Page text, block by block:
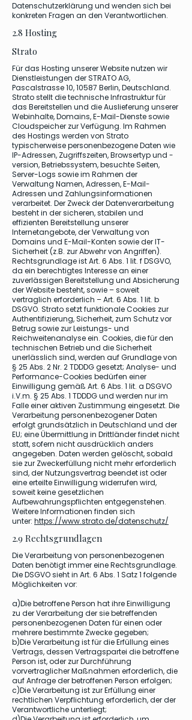
Datenschutzerklärung und wenden sich bei
konkreten Fragen an den Verantwortlichen.
2.8 Hosting
Strato
Für das Hosting unserer Website nutzen wir
Dienstleistungen der STRATO AG,
Pascalstrasse 10, 10587 Berlin, Deutschland.
Strato stellt die technische Infrastruktur für
das Bereitstellen und die Auslieferung unserer
Webinhalte, Domains, E-Mail-Dienste sowie
Cloudspeicher zur Verfügung. Im Rahmen
des Hostings werden von Strato
typischerweise personenbezogene Daten wie
IP-Adressen, Zugriffszeiten, Browsertyp und -
version, Betriebssystem, besuchte Seiten,
Server-Logs sowie im Rahmen der
Verwaltung Namen, Adressen, E-Mail-
Adressen und Zahlungsinformationen
verarbeitet. Der Zweck der Datenverarbeitung
besteht in der sicheren, stabilen und
effizienten Bereitstellung unserer
Internetangebote, der Verwaltung von
Domains und E-Mail-Konten sowie der IT-
Sicherheit (z.B. zur Abwehr von Angriffen).
Rechtsgrundlage ist Art. 6 Abs. 1 lit. f DSGVO,
da ein berechtigtes Interesse an einer
zuverlässigen Bereitstellung und Absicherung
der Website besteht, sowie – soweit
vertraglich erforderlich – Art. 6 Abs. 1 lit. b
DSGVO. Strato setzt funktionale Cookies zur
Authentifizierung, Sicherheit, zum Schutz vor
Betrug sowie zur Leistungs- und
Reichweitenanalyse ein. Cookies, die für den
technischen Betrieb und die Sicherheit
unerlässlich sind, werden auf Grundlage von
§ 25 Abs. 2 Nr. 2 TDDDG gesetzt; Analyse- und
Performance-Cookies bedürfen einer
Einwilligung gemäß Art. 6 Abs. 1 lit. a DSGVO
i.V.m. § 25 Abs. 1 TDDDG und werden nur im
Falle einer aktiven Zustimmung eingesetzt. Die
Verarbeitung personenbezogener Daten
erfolgt grundsätzlich in Deutschland und der
EU; eine Übermittlung in Drittländer findet nicht
statt, sofern nicht ausdrücklich anders
angegeben. Daten werden gelöscht, sobald
sie zur Zweckerfüllung nicht mehr erforderlich
sind, der Nutzungsvertrag beendet ist oder
eine erteilte Einwilligung widerrufen wird,
soweit keine gesetzlichen
Aufbewahrungspflichten entgegenstehen.
Weitere Informationen finden sich
unter: https://www.strato.de/datenschutz/
2.9 Rechtsgrundlagen
Die Verarbeitung von personenbezogenen
Daten benötigt immer eine Rechtsgrundlage.
Die DSGVO sieht in Art. 6 Abs. 1 Satz 1 folgende
Möglichkeiten vor:
a)Die betroffene Person hat ihre Einwilligung
zu der Verarbeitung der sie betreffenden
personenbezogenen Daten für einen oder
mehrere bestimmte Zwecke gegeben;
b)Die Verarbeitung ist für die Erfüllung eines
Vertrags, dessen Vertragspartei die betroffene
Person ist, oder zur Durchführung
vorvertraglicher Maßnahmen erforderlich, die
auf Anfrage der betroffenen Person erfolgen;
c)Die Verarbeitung ist zur Erfüllung einer
rechtlichen Verpflichtung erforderlich, der der
Verantwortliche unterliegt;